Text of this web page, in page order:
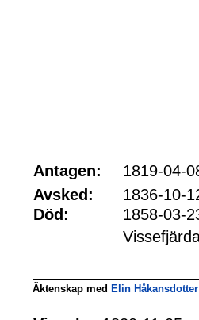
Antagen: 1819-04-
Avsked: 1836-10-
Död:
1858-03-
Äktenskap med Elin